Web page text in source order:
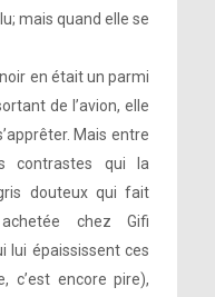
mais quand elle se
en était un parmi
de l’avion, elle
Mais entre
contrastes qui la
douteux qui fait
chez Gifi
lui épaississent ces
c’est encore pire),